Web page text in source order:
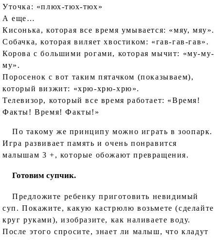
Уточка: «плюх-тюх-тюх»
А еще…
Кисонька, которая все время умывается: «мяу, мяу».
Собачка, которая виляет хвостиком: «гав-гав-гав».
Корова с большими рогами, которая мычит: «му-му-
му».
Поросенок с вот таким пятачком (показываем),
который визжит: «хрю-хрю-хрю».
Телевизор, который все время работает: «Время!
Факты! Время! Факты!»
По такому же принципу можно играть в зоопарк.
Игра развивает память и очень понравится
малышам 3 +, которые обожают превращения.
Готовим супчик.
Предложите ребенку приготовить невидимый
суп. Покажите, какую кастрюлю возьмете (сделайте
круг руками), изобразите, как наливаете воду.
После этого спросите, знает ли малыш, что кладут